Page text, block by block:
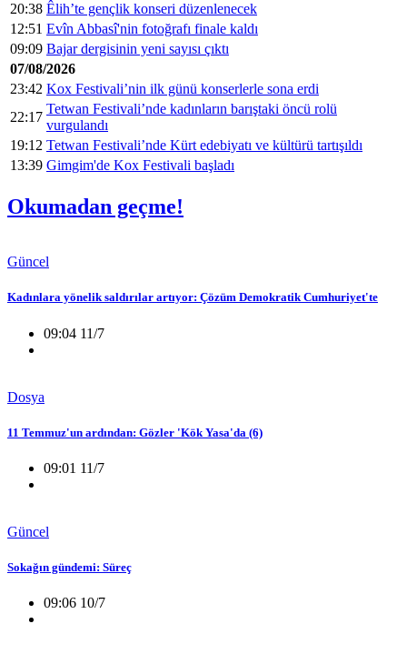
20:38 Êlih’te gençlik konseri düzenlenecek
12:51 Evîn Abbasî'nin fotoğrafı finale kaldı
09:09 Bajar dergisinin yeni sayısı çıktı
07/08/2026
23:42 Kox Festivali’nin ilk günü konserlerle sona erdi
22:17
Tetwan Festivali’nde kadınların barıştaki öncü rolü
vurgulandı
19:12 Tetwan Festivali’nde Kürt edebiyatı ve kültürü tartışıldı
13:39 Gimgim'de Kox Festivali başladı
Okumadan geçme!
Güncel
Kadınlara yönelik saldırılar artıyor: Çözüm Demokratik Cumhuriyet'te
09:04 11/7
Dosya
11 Temmuz'un ardından: Gözler 'Kök Yasa'da (6)
09:01 11/7
Güncel
Sokağın gündemi: Süreç
09:06 10/7